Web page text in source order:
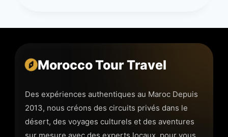
SAFETY
MOROCCO
DESERT
TRIPS
Morocco Tour Travel
Des expériences authentiques au Maroc Depuis
2013, nous créons des circuits privés dans le
désert, des voyages culturels et des aventures
sur mesure avec des experts locaux, pour vous